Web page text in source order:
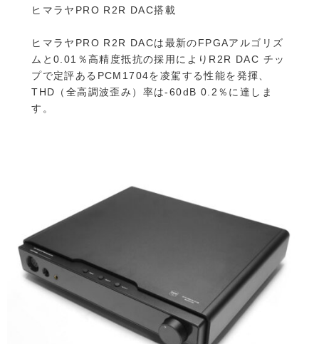
ヒマラヤPRO R2R DAC搭載
ヒマラヤPRO R2R DACは最新のFPGAアルゴリズ
ムと0.01％高精度抵抗の採用によりR2R DAC チッ
プで定評あるPCM1704を凌駕する性能を発揮、
THD（全高調波歪み）率は-60dB 0.2％に達しま
す。